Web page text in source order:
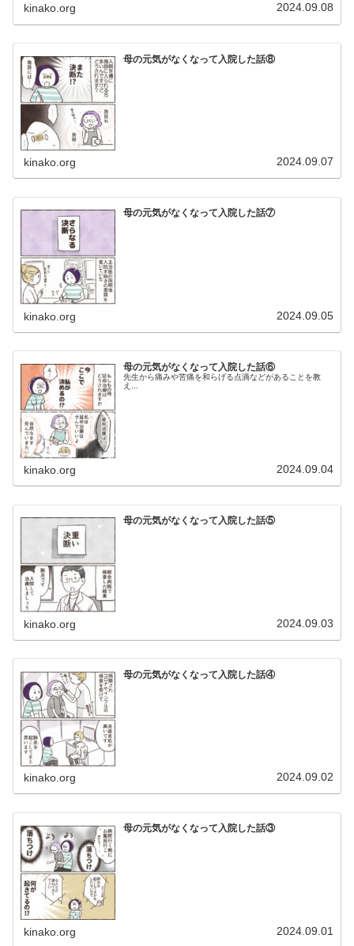
kinako.org 2024.09.08
母の元気がなくなって入院した話⑧
kinako.org 2024.09.07
母の元気がなくなって入院した話⑦
kinako.org 2024.09.05
母の元気がなくなって入院した話⑥
先生から痛みや苦痛を和らげる点滴などがあることを教
え...
kinako.org 2024.09.04
母の元気がなくなって入院した話⑤
kinako.org 2024.09.03
母の元気がなくなって入院した話④
kinako.org 2024.09.02
母の元気がなくなって入院した話③
kinako.org 2024.09.01